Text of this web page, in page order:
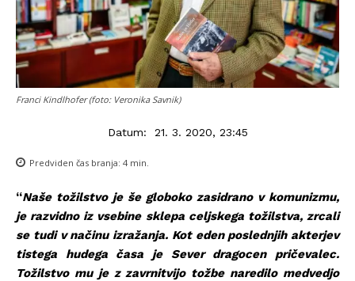
Franci Kindlhofer (foto: Veronika Savnik)
Datum: 21. 3. 2020, 23:45
Predviden čas branja: 4 min.
“Naše tožilstvo je še globoko zasidrano v komunizmu,
je razvidno iz vsebine sklepa celjskega tožilstva, zrcali
se tudi v načinu izražanja. Kot eden poslednjih akterjev
tistega hudega časa je Sever dragocen pričevalec.
Tožilstvo mu je z zavrnitvijo tožbe naredilo medvedjo